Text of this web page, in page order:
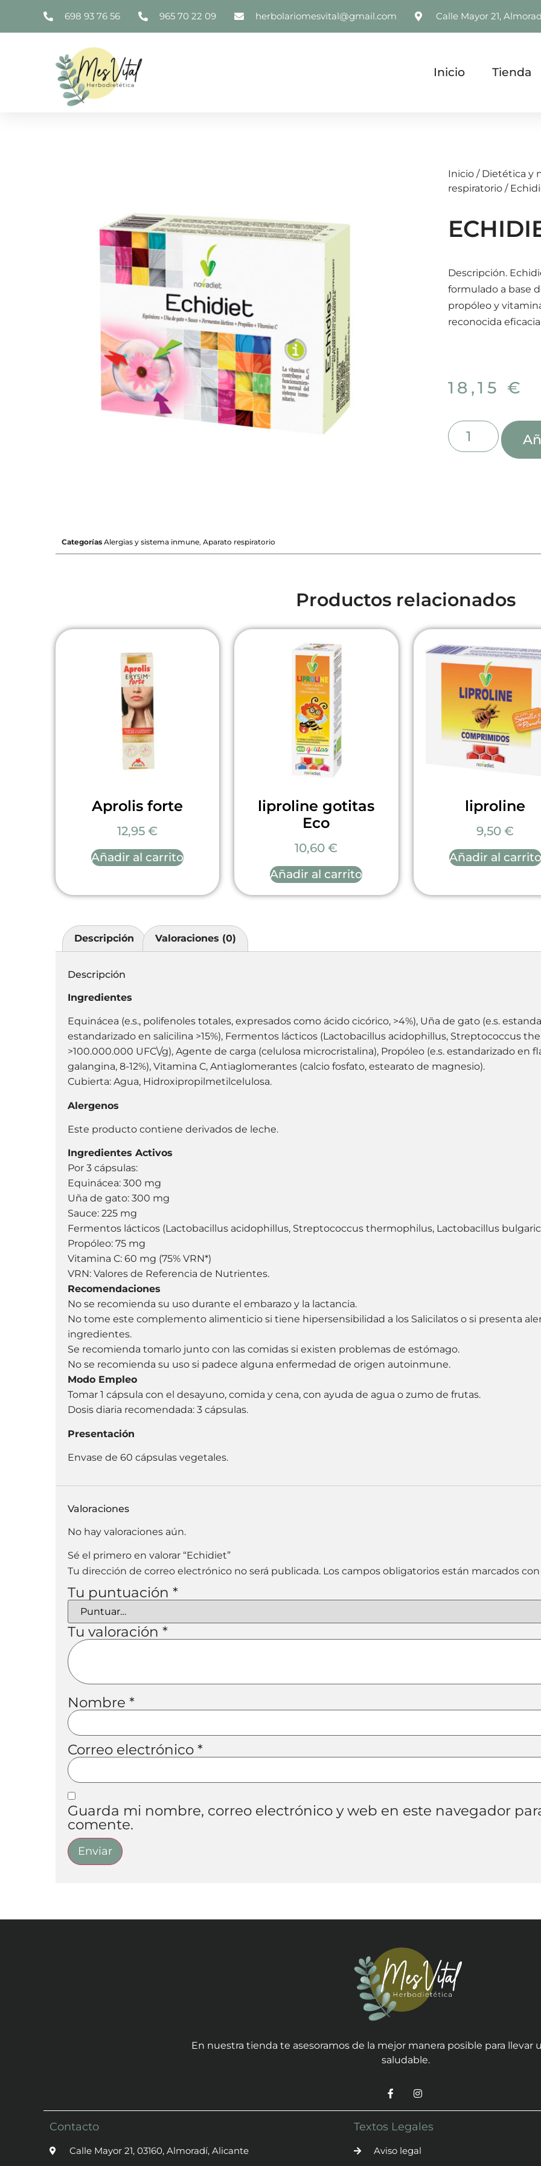
698 93 76 56 965 70 22 09 herbolariomesvital@gmail.com Calle Mayor 21,
Inicio Tienda
Inicio / Dietética y
respiratorio /
Descripción.
formulado a base
propóleo y
reconocida
18,15€
Categorías Alergias y sistema inmune, Aparato respiratorio
Productos relacionados
Aprolis forte
12,95€
Añadir al carrito
liproline gotitas
Eco
10,60€
Añadir al carrito
liproline
9,50€
Añadir al carrito
Descripción Valoraciones (0)
Descripción
Ingredientes
Equinácea (e.s., polifenoles totales, expresados como ácido cicórico, >4%), Uña de gato (e.s.
estandarizado en salicilina >15%), Fermentos lácticos (Lactobacillus acidophillus, Streptococcus
>100.000.000 UFC\/g), Agente de carga (celulosa microcristalina), Propóleo (e.s. estandarizado en
galangina, 8-12%), Vitamina C, Antiaglomerantes (calcio fosfato, estearato de magnesio).
Cubierta: Agua, Hidroxipropilmetilcelulosa.
Alergenos
Este producto contiene derivados de leche.
Ingredientes Activos
Por 3 cápsulas:
Equinácea: 300 mg
Uña de gato: 300 mg
Sauce: 225 mg
Fermentos lácticos (Lactobacillus acidophillus, Streptococcus thermophilus, Lactobacillus
Propóleo: 75 mg
Vitamina C: 60 mg (75% VRN*)
VRN: Valores de Referencia de Nutrientes.
Recomendaciones
No se recomienda su uso durante el embarazo y la lactancia.
No tome este complemento alimenticio si tiene hipersensibilidad a los Salicilatos o si presenta
ingredientes.
Se recomienda tomarlo junto con las comidas si existen problemas de estómago.
No se recomienda su uso si padece alguna enfermedad de origen autoinmune.
Modo Empleo
Tomar 1 cápsula con el desayuno, comida y cena, con ayuda de agua o zumo de frutas.
Dosis diaria recomendada: 3 cápsulas.
Presentación
Envase de 60 cápsulas vegetales.
Valoraciones
No hay valoraciones aún.
Sé el primero en valorar “Echidiet”
Tu dirección de correo electrónico no será publicada. Los campos obligatorios están marcados
Tu puntuación *
Tu valoración *
Nombre *
Correo electrónico *
Guarda mi nombre, correo electrónico y web en este navegador
comente.
En nuestra tienda te asesoramos de la mejor manera posible para llevar
saludable.
Contacto
Calle Mayor 21, 03160, Almoradí, Alicante
Textos Legales
Aviso legal